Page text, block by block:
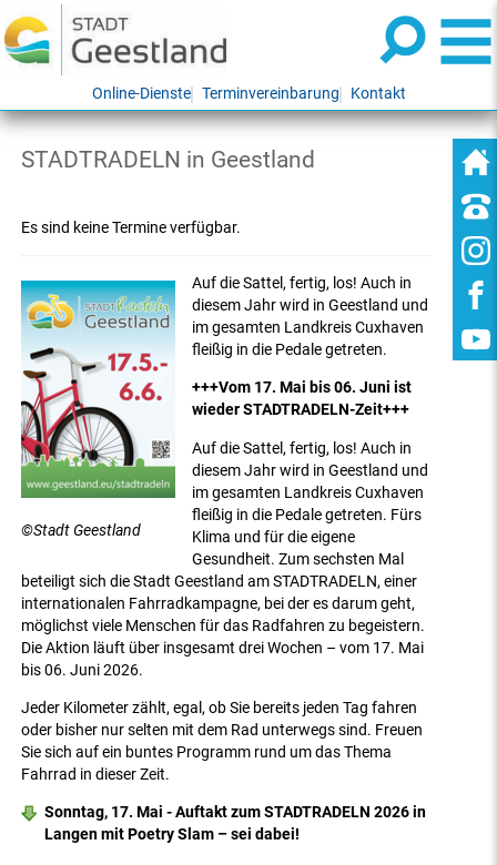
Online-Dienste Terminvereinbarung Kontakt
STADTRADELN in Geestland
Es sind keine Termine verfügbar.
©Stadt Geestland
Auf die Sattel, fertig, los! Auch in
diesem Jahr wird in Geestland und
im gesamten Landkreis Cuxhaven
fleißig in die Pedale getreten.
+++Vom 17. Mai bis 06. Juni ist
wieder STADTRADELN-Zeit+++
Auf die Sattel, fertig, los! Auch in
diesem Jahr wird in Geestland und
im gesamten Landkreis Cuxhaven
fleißig in die Pedale getreten. Fürs
Klima und für die eigene
Gesundheit. Zum sechsten Mal
beteiligt sich die Stadt Geestland am STADTRADELN, einer
internationalen Fahrradkampagne, bei der es darum geht,
möglichst viele Menschen für das Radfahren zu begeistern.
Die Aktion läuft über insgesamt drei Wochen – vom 17. Mai
bis 06. Juni 2026.
Jeder Kilometer zählt, egal, ob Sie bereits jeden Tag fahren
oder bisher nur selten mit dem Rad unterwegs sind. Freuen
Sie sich auf ein buntes Programm rund um das Thema
Fahrrad in dieser Zeit.
Sonntag, 17. Mai - Auftakt zum STADTRADELN 2026 in
Langen mit Poetry Slam – sei dabei!